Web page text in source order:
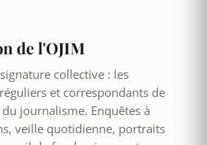
de l'OJIM
collective : les
et correspondants de
journalisme. Enquêtes à
veille quotidienne, portraits